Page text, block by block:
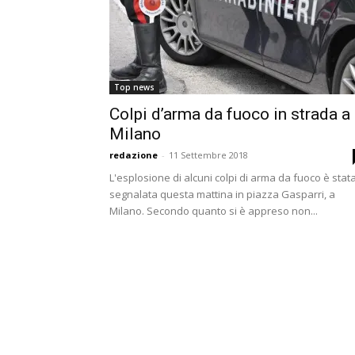
Top news
Colpi d’arma da fuoco in strada a
Milano
redazione - 11 Settembre 2018
L'esplosione di alcuni colpi di arma da fuoco è
segnalata questa mattina in piazza Gasparri, a
Milano. Secondo quanto si è appreso non...